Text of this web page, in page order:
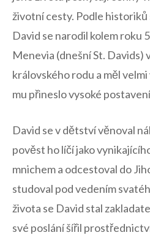
životní cesty. Podle historiků
David‌ se narodil kolem roku
⁤Menevia (dnešní St. Davids)
královského rodu a měl
mu přineslo ‌vysoké
David⁤ se ⁢v‌ dětství věnoval
pověst ho líčí jako
mnichem a odcestoval‍ do
‌studoval pod vedením
života ‍se David​ stal
své poslání⁣ šířil